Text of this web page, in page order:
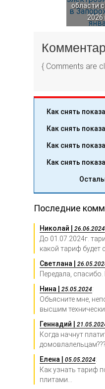
области
2026
{ Comments are
Как снять
Как снять
Как снять
Как снять
Последние
Николай |26.06.2024
До 01.07.2024г.
какой тариф будет с
Светлана |
Передала, спасибо.
Нина |25.05.2024:
Объясните мне,
высшим
Геннадий |
Когда начнут
Елена |05.05.2024:
Как узнать тариф
плитами...